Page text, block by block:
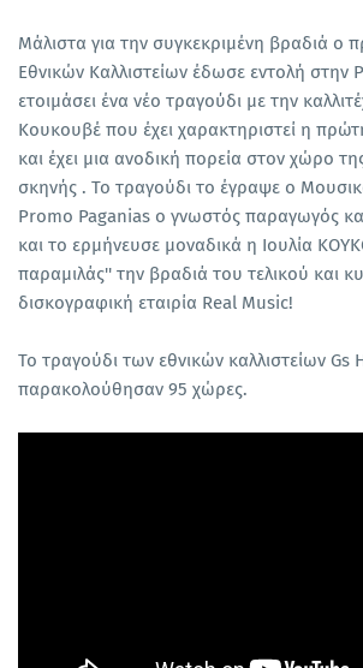
Μάλιστα για την συγκεκριμένη βραδιά ο
Εθνικών Καλλιστείων έδωσε εντολή στην
ετοιμάσει ένα νέο τραγούδι με την
Κουκουβέ που έχει χαρακτηριστεί η
και έχει μια ανοδική πορεία στον χώρο
σκηνής . Το τραγούδι το έγραψε ο
Promo Paganias ο γνωστός παραγωγός
και το ερμήνευσε μοναδικά η Ιουλία
παραμιλάς'' την βραδιά του τελικού και
δισκογραφική εταιρία Real Music!
Το τραγούδι των εθνικών καλλιστείων Gs
παρακολούθησαν 95 χώρες.